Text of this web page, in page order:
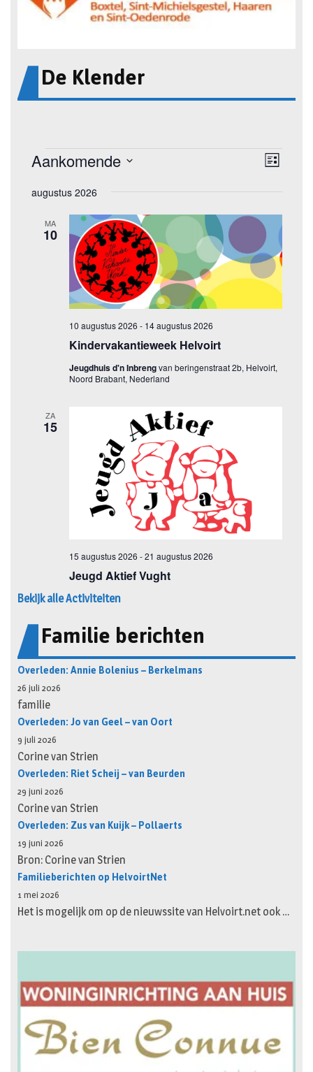
De Klender
Bekijk alle Activiteiten
Familie berichten
Overleden: Annie Bolenius – Berkelmans
26 juli 2026
familie
Overleden: Jo van Geel – van Oort
9 juli 2026
Corine van Strien
Overleden: Riet Scheij – van Beurden
29 juni 2026
Corine van Strien
Overleden: Zus van Kuijk – Pollaerts
19 juni 2026
Bron: Corine van Strien
Familieberichten op HelvoirtNet
1 mei 2026
Het is mogelijk om op de nieuwssite van Helvoirt.net ook …